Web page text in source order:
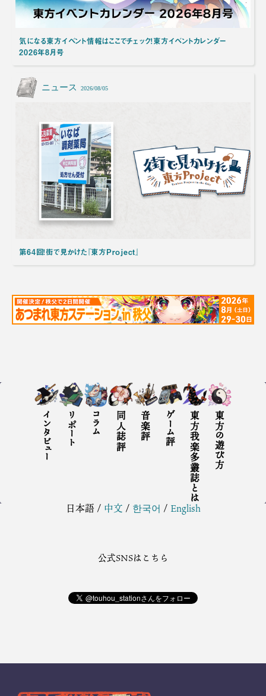
気になる東方イベント情報はここでチェック！東方イベントカレンダー
2026年8月号
ニュース 2026/08/05
第64回！街で見かけた『東方Project』
インタビュー リポート コラム 同人誌評 音楽評 ゲーム評 東方我楽多叢誌とは 東方の遊び方
日本語/ 中文 / 한국어 / English
公式SNSはこちら